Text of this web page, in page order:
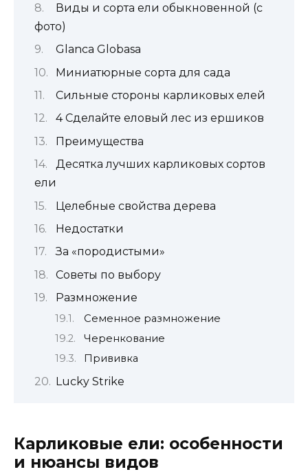
Виды и сорта ели обыкновенной (с
фото)
Glanca Globasa
Миниатюрные сорта для сада
Сильные стороны карликовых елей
4 Сделайте еловый лес из ершиков
Преимущества
Десятка лучших карликовых сортов
ели
Целебные свойства дерева
Недостатки
За «породистыми»
Советы по выбору
Размножение
Семенное размножение
Черенкование
Прививка
Lucky Strike
Карликовые ели: особенности
и нюансы видов